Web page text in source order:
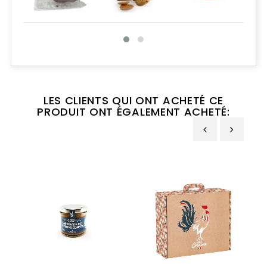
LES CLIENTS QUI ONT ACHETÉ CE
PRODUIT ONT ÉGALEMENT ACHETÉ: